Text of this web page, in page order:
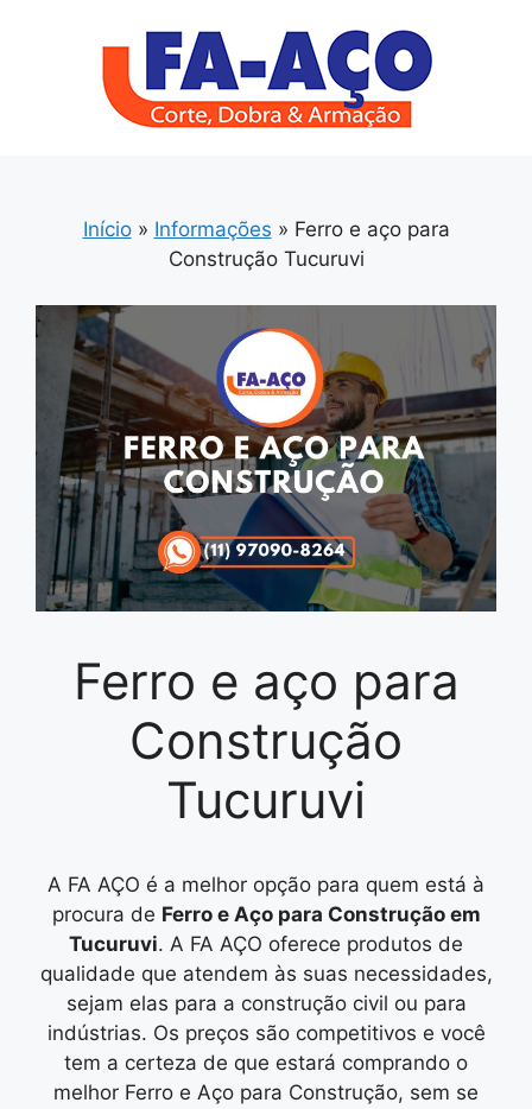
Início» Informações » Ferro e aço para
Construção Tucuruvi
Ferro e aço para
Construção
Tucuruvi
A FA AÇO é a melhor opção para quem está à
procura de Ferro e Aço para Construção em
Tucuruvi. A FA AÇO oferece produtos de
qualidade que atendem às suas necessidades,
sejam elas para a construção civil ou para
indústrias. Os preços são competitivos e você
tem a certeza de que estará comprando o
melhor Ferro e Aço para Construção, sem se